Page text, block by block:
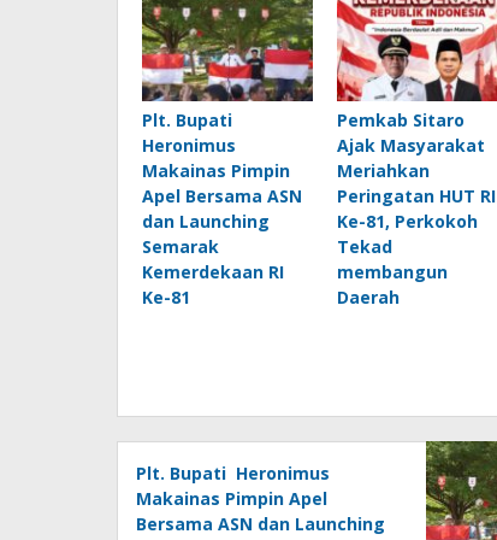
Plt. Bupati
Heronimus
Makainas Pimpin
Apel Bersama ASN
dan Launching
Semarak
Kemerdekaan RI
Ke-81
Pemkab Sitaro
Ajak Masyarakat
Meriahkan
Peringatan HUT RI
Ke-81, Perkokoh
Tekad
membangun
Daerah
Plt. Bupati Heronimus
Makainas Pimpin Apel
Bersama ASN dan Launching